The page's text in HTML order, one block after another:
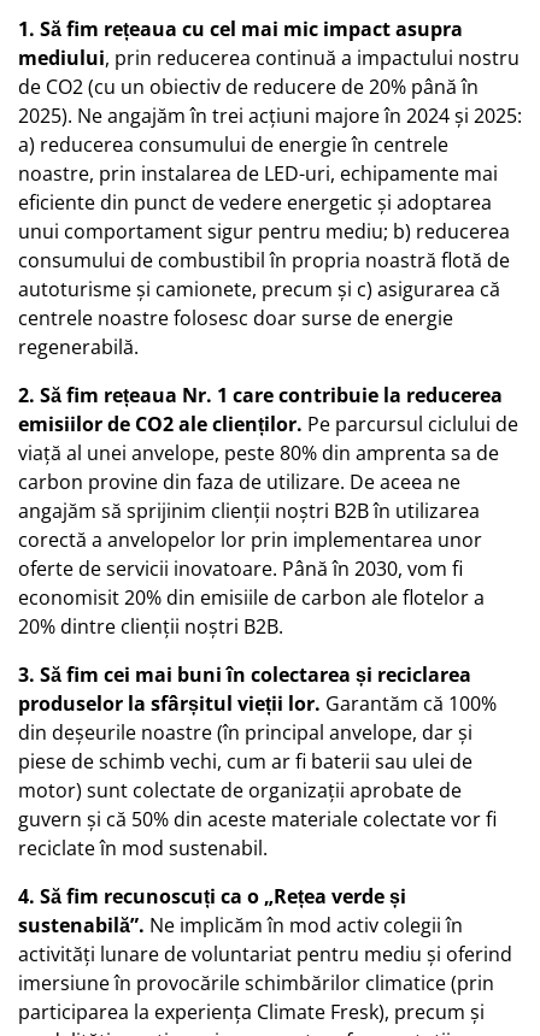
1. Să fim rețeaua cu cel mai mic impact asupra
mediului, prin reducerea continuă a impactului nostru
de CO2 (cu un obiectiv de reducere de 20% până în
2025). Ne angajăm în trei acțiuni majore în 2024 și 2025:
a) reducerea consumului de energie în centrele
noastre, prin instalarea de LED-uri, echipamente mai
eficiente din punct de vedere energetic și adoptarea
unui comportament sigur pentru mediu; b) reducerea
consumului de combustibil în propria noastră flotă de
autoturisme și camionete, precum și c) asigurarea că
centrele noastre folosesc doar surse de energie
regenerabilă.
2. Să fim rețeaua Nr. 1 care contribuie la reducerea
emisiilor de CO2 ale clienților. Pe parcursul ciclului de
viață al unei anvelope, peste 80% din amprenta sa de
carbon provine din faza de utilizare. De aceea ne
angajăm să sprijinim clienții noștri B2B în utilizarea
corectă a anvelopelor lor prin implementarea unor
oferte de servicii inovatoare. Până în 2030, vom fi
economisit 20% din emisiile de carbon ale flotelor a
20% dintre clienții noștri B2B.
3. Să fim cei mai buni în colectarea și reciclarea
produselor la sfârșitul vieții lor. Garantăm că 100%
din deșeurile noastre (în principal anvelope, dar și
piese de schimb vechi, cum ar fi baterii sau ulei de
motor) sunt colectate de organizații aprobate de
guvern și că 50% din aceste materiale colectate vor fi
reciclate în mod sustenabil.
4. Să fim recunoscuți ca o „Rețea verde și
sustenabilă”. Ne implicăm în mod activ colegii în
activități lunare de voluntariat pentru mediu și oferind
imersiune în provocările schimbărilor climatice (prin
participarea la experiența Climate Fresk), precum și